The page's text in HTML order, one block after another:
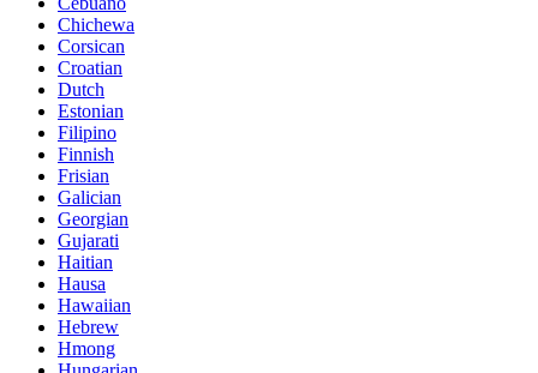
Chichewa
Corsican
Croatian
Dutch
Estonian
Filipino
Finnish
Frisian
Galician
Georgian
Gujarati
Haitian
Hausa
Hawaiian
Hebrew
Hmong